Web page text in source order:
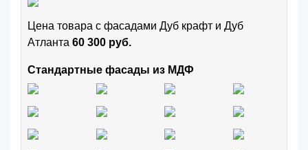
Цена товара с фасадами Дуб крафт и Дуб
Атланта 60 300 руб.
Стандартные фасады из МДФ